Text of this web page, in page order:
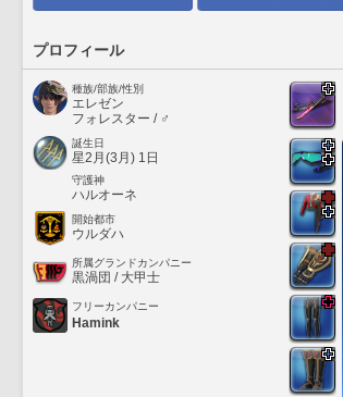
プロフィール
種族/部族/性別
エレゼン
フォレスター / ♂
誕生日
星2月(3月) 1日
守護神
ハルオーネ
開始都市
ウルダハ
所属グランドカンパニー
黒渦団 / 大甲士
フリーカンパニー
Hamink